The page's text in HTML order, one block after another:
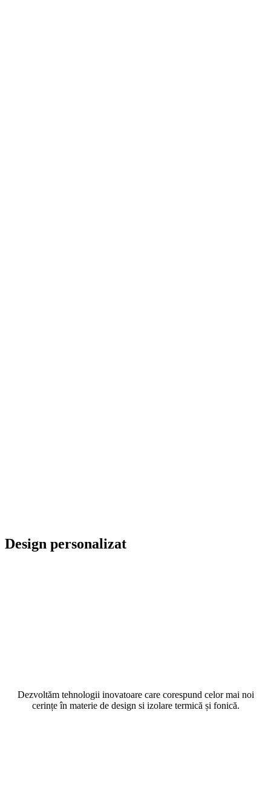
Design personalizat
Dezvoltăm tehnologii inovatoare care corespund celor mai noi
cerințe în materie de design si izolare termică și fonică.